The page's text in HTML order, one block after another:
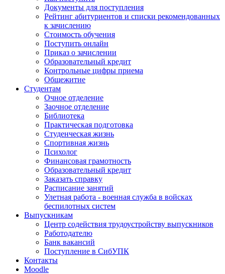
Документы для поступления
Рейтинг абитуриентов и списки рекомендованных
к зачислению
Стоимость обучения
Поступить онлайн
Приказ о зачислении
Образовательный кредит
Контрольные цифры приема
Общежитие
Студентам
Очное отделение
Заочное отделение
Библиотека
Практическая подготовка
Студенческая жизнь
Спортивная жизнь
Психолог
Финансовая грамотность
Образовательный кредит
Заказать справку
Расписание занятий
Улетная работа - военная служба в войсках
беспилотных систем
Выпускникам
Центр содействия трудоустройству выпускников
Работодателю
Банк вакансий
Поступление в СибУПК
Контакты
Moodle